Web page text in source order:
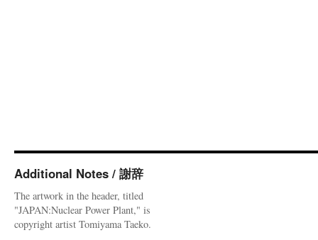
Additional Notes / 謝辞
The artwork in the header, titled
"JAPAN:Nuclear Power Plant," is
copyright artist Tomiyama Taeko.